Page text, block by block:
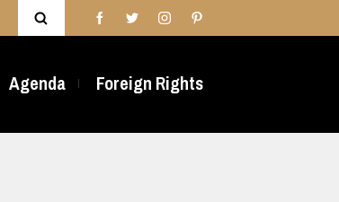
Agenda Foreign Rights